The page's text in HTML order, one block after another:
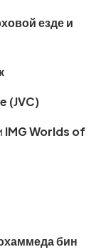
езде и
(JVC)
IMG Worlds of
бин